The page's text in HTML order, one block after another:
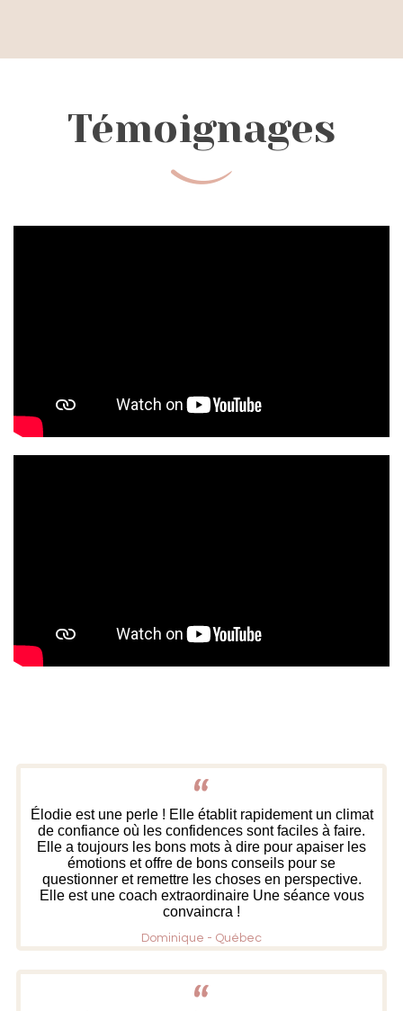
Témoignages
Élodie est une perle ! Elle établit rapidement un climat
de confiance où les confidences sont faciles à faire.
Elle a toujours les bons mots à dire pour apaiser les
émotions et offre de bons conseils pour se
questionner et remettre les choses en perspective.
Elle est une coach extraordinaire Une séance vous
convaincra !
Dominique - Québec